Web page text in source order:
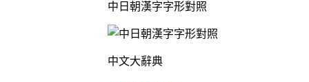
中日朝漢字字形對照
中文大辭典